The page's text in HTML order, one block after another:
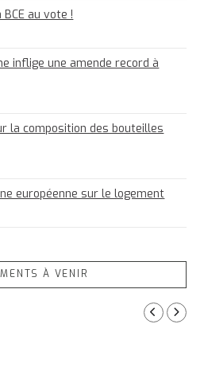
au vote !
inflige une amende record à
la composition des bouteilles
européenne sur le logement
À VENIR